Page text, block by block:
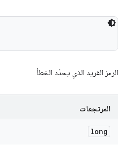
الرمز الفريد الذي يحدّد الخطأ
المرتجعات
long